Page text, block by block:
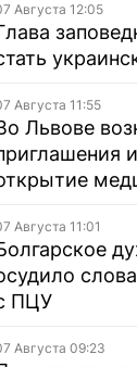
Августа 12:05
Августа 11:55
Львове
Августа 11:01
ПЦУ
Августа 09:23